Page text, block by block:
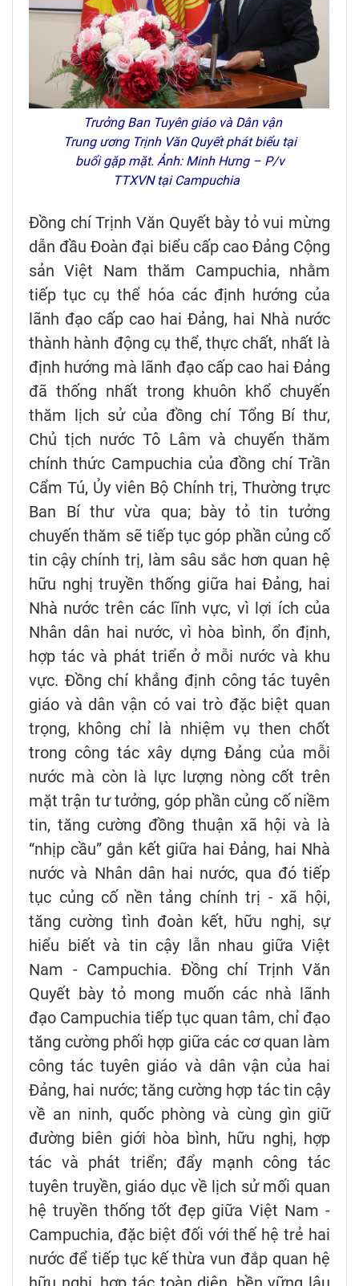
Trưởng Ban Tuyên giáo và Dân vận
Trung ương Trịnh Văn Quyết phát biểu tại
buổi gặp mặt. Ảnh: Minh Hưng – P/v
TTXVN tại Campuchia
Đồng chí Trịnh Văn Quyết bày tỏ vui mừng
dẫn đầu Đoàn đại biểu cấp cao Đảng Cộng
sản Việt Nam thăm Campuchia, nhằm
tiếp tục cụ thể hóa các định hướng của
lãnh đạo cấp cao hai Đảng, hai Nhà nước
thành hành động cụ thể, thực chất, nhất là
định hướng mà lãnh đạo cấp cao hai Đảng
đã thống nhất trong khuôn khổ chuyến
thăm lịch sử của đồng chí Tổng Bí thư,
Chủ tịch nước Tô Lâm và chuyến thăm
chính thức Campuchia của đồng chí Trần
Cẩm Tú, Ủy viên Bộ Chính trị, Thường trực
Ban Bí thư vừa qua; bày tỏ tin tưởng
chuyến thăm sẽ tiếp tục góp phần củng cố
tin cậy chính trị, làm sâu sắc hơn quan hệ
hữu nghị truyền thống giữa hai Đảng, hai
Nhà nước trên các lĩnh vực, vì lợi ích của
Nhân dân hai nước, vì hòa bình, ổn định,
hợp tác và phát triển ở mỗi nước và khu
vực. Đồng chí khẳng định công tác tuyên
giáo và dân vận có vai trò đặc biệt quan
trọng, không chỉ là nhiệm vụ then chốt
trong công tác xây dựng Đảng của mỗi
nước mà còn là lực lượng nòng cốt trên
mặt trận tư tưởng, góp phần củng cố niềm
tin, tăng cường đồng thuận xã hội và là
“nhịp cầu” gắn kết giữa hai Đảng, hai Nhà
nước và Nhân dân hai nước, qua đó tiếp
tục củng cố nền tảng chính trị - xã hội,
tăng cường tình đoàn kết, hữu nghị, sự
hiểu biết và tin cậy lẫn nhau giữa Việt
Nam - Campuchia. Đồng chí Trịnh Văn
Quyết bày tỏ mong muốn các nhà lãnh
đạo Campuchia tiếp tục quan tâm, chỉ đạo
tăng cường phối hợp giữa các cơ quan làm
công tác tuyên giáo và dân vận của hai
Đảng, hai nước; tăng cường hợp tác tin cậy
về an ninh, quốc phòng và cùng gìn giữ
đường biên giới hòa bình, hữu nghị, hợp
tác và phát triển; đẩy mạnh công tác
tuyên truyền, giáo dục về lịch sử mối quan
hệ truyền thống tốt đẹp giữa Việt Nam -
Campuchia, đặc biệt đối với thế hệ trẻ hai
nước để tiếp tục kế thừa vun đắp quan hệ